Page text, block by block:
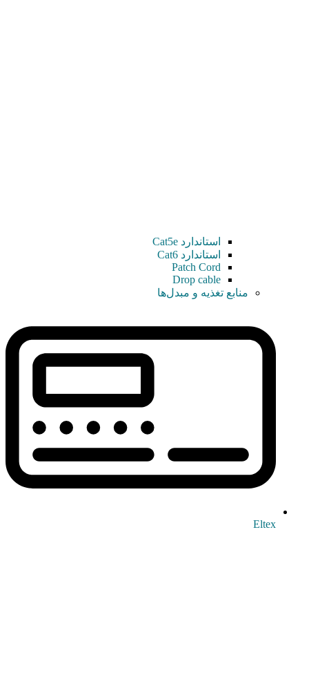
استاندارد Cat5e
استاندارد Cat6
Patch Cord
Drop cable
منابع تغذیه و مبدل‌ها
Eltex